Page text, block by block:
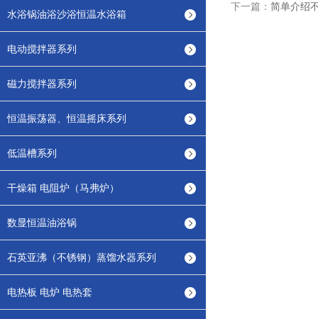
水浴锅油浴沙浴恒温水浴箱
电动搅拌器系列
磁力搅拌器系列
恒温振荡器、恒温摇床系列
低温槽系列
干燥箱 电阻炉（马弗炉）
数显恒温油浴锅
石英亚沸（不锈钢）蒸馏水器系列
电热板 电炉 电热套
下一篇： 简单介绍